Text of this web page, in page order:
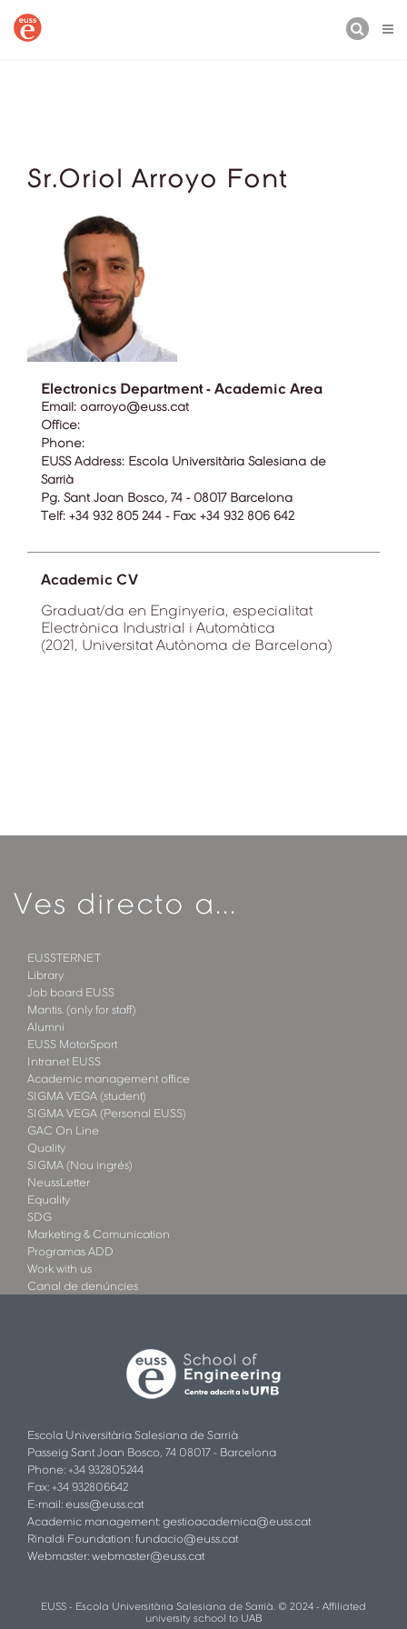
Sr.Oriol Arroyo Font
Electronics Department - Academic Area
Email: oarroyo@euss.cat
Office:
Phone:
EUSS Address: Escola Universitària Salesiana de
Sarrià
Pg. Sant Joan Bosco, 74 - 08017 Barcelona
Telf: +34 932 805 244 - Fax: +34 932 806 642
Academic CV
Graduat/da en Enginyeria, especialitat
Electrònica Industrial i Automàtica
(2021, Universitat Autònoma de Barcelona)
Ves directo a...
EUSSTERNET
Library
Job board EUSS
Mantis. (only for staff)
Alumni
EUSS MotorSport
Intranet EUSS
Academic management office
SIGMA VEGA (student)
SIGMA VEGA (Personal EUSS)
GAC On Line
Quality
SIGMA (Nou ingrés)
NeussLetter
Equality
SDG
Marketing & Comunication
Programas ADD
Work with us
Canal de denúncies
Escola Universitària Salesiana de Sarrià
Passeig Sant Joan Bosco, 74 08017 - Barcelona
Phone: +34 932805244
Fax: +34 932806642
E-mail: euss@euss.cat
Academic management: gestioacademica@euss.cat
Rinaldi Foundation: fundacio@euss.cat
Webmaster: webmaster@euss.cat
EUSS - Escola Universitària Salesiana de Sarrià. © 2024 - Affiliated
university school to UAB